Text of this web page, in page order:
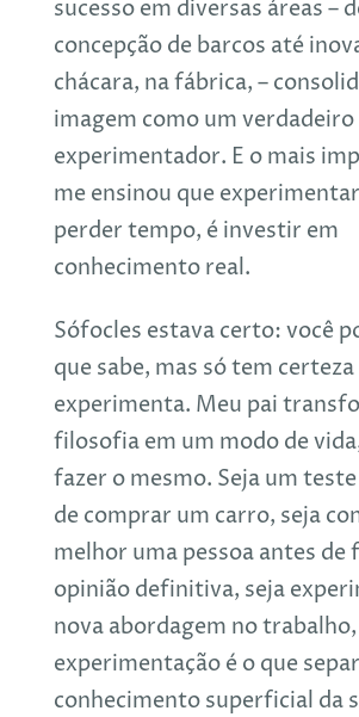
sucesso em diversas áreas –
concepção de barcos até
chácara, na fábrica, –
imagem como um verdadeiro
experimentador. E o mais
me ensinou que
perder tempo, é investir em
conhecimento real.
Sófocles estava certo: você
que sabe, mas só tem
experimenta. Meu pai
filosofia em um modo de
fazer o mesmo. Seja um
de comprar um carro, seja
melhor uma pessoa antes de
opinião definitiva, seja
nova abordagem no trabalho,
experimentação é o que
conhecimento superficial da